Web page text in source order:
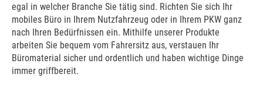
egal in welcher Branche Sie tätig sind. Richten Sie sich Ihr
mobiles Büro in Ihrem Nutzfahrzeug oder in Ihrem PKW ganz
nach Ihren Bedürfnissen ein. Mithilfe unserer Produkte
arbeiten Sie bequem vom Fahrersitz aus, verstauen Ihr
Büromaterial sicher und ordentlich und haben wichtige Dinge
immer griffbereit.